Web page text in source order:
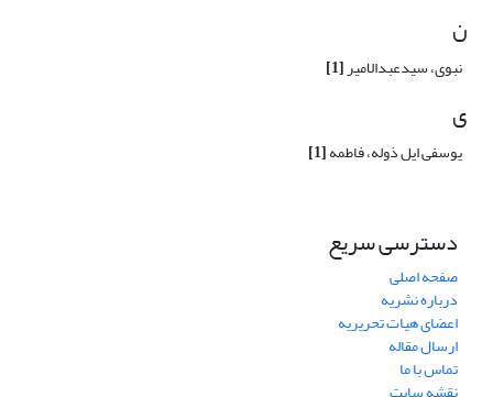
ن
نبوی، سیدعبدالامیر[1]
ی
یوسفی ایل ذوله، فاطمه[1]
دسترسی سریع
صفحه اصلی
درباره نشریه
اعضای هیات تحریریه
ارسال مقاله
تماس با ما